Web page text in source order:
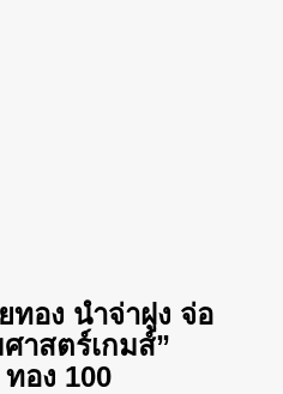
ทอง นำจ่าฝูง จ่อ
าสตร์เกมส์”
อง 100